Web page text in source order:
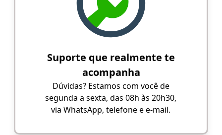
Suporte que realmente te
acompanha
Dúvidas? Estamos com você de
segunda a sexta, das 08h às 20h30,
via WhatsApp, telefone e e-mail.